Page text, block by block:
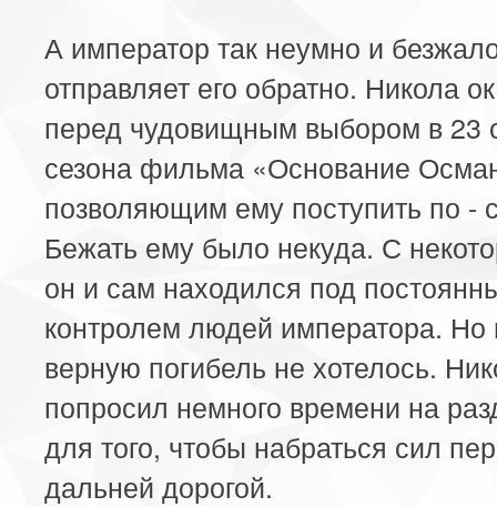
А император так неумно и
отправляет его обратно. Никола
перед чудовищным выбором в 23
сезона фильма «Основание
позволяющим ему поступить по -
Бежать ему было некуда. С
он и сам находился под
контролем людей императора. Но
верную погибель не хотелось.
попросил немного времени на
для того, чтобы набраться сил
дальней дорогой.